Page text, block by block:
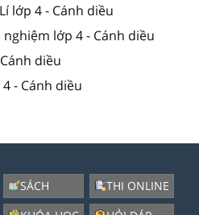
lớp 4 - Cánh diều
lớp 4 - Cánh diều
diều
- Cánh diều
SÁCH
THI ONLINE